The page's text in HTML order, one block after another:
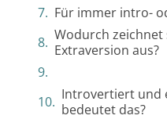
Für immer intro-
Wodurch
Extraversion aus?
Introvertiert und
bedeutet das?